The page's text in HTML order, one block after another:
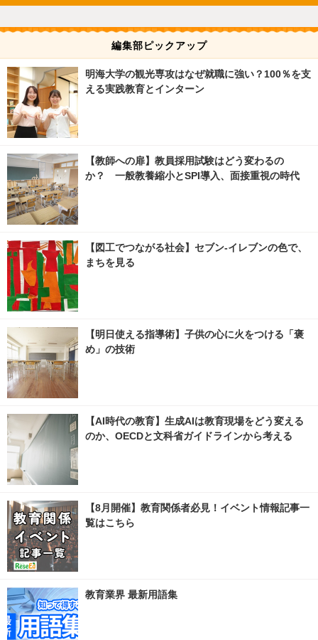
編集部ピックアップ
明海大学の観光専攻はなぜ就職に強い？100％を支
える実践教育とインターン
【教師への扉】教員採用試験はどう変わるの
か？ 一般教養縮小とSPI導入、面接重視の時代
【図工でつながる社会】セブン‐イレブンの色で、
まちを見る
【明日使える指導術】子供の心に火をつける「褒
め」の技術
【AI時代の教育】生成AIは教育現場をどう変える
のか、OECDと文科省ガイドラインから考える
【8月開催】教育関係者必見！イベント情報記事一
覧はこちら
教育業界 最新用語集